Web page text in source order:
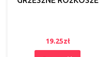
19.25zł